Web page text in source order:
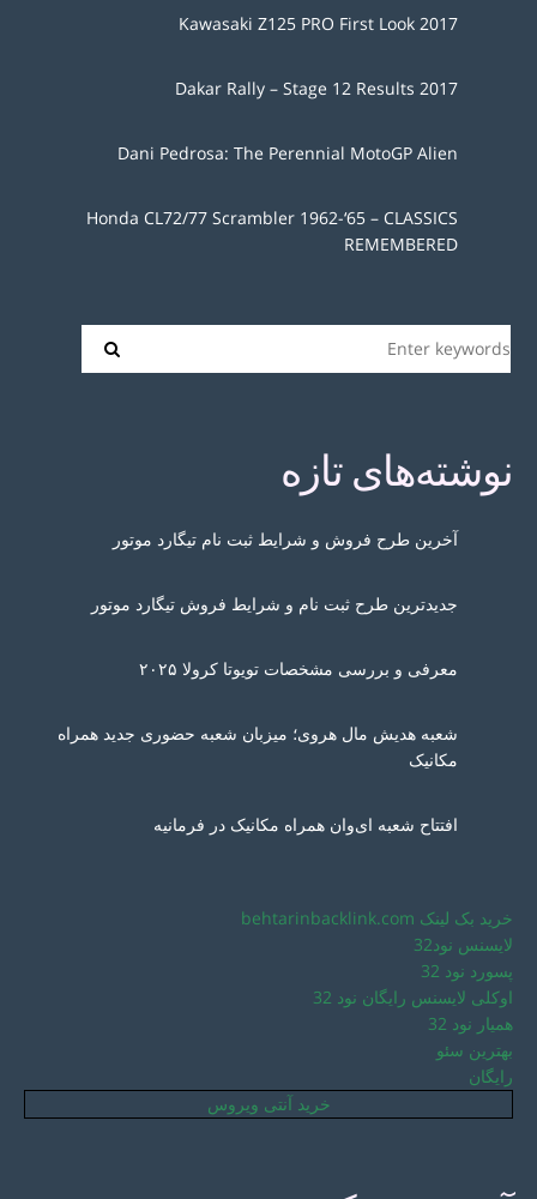
2017 Kawasaki Z125 PRO First Look
2017 Dakar Rally – Stage 12 Results
Dani Pedrosa: The Perennial MotoGP Alien
Honda CL72/77 Scrambler 1962-‘65 – CLASSICS
REMEMBERED
نوشته‌های تازه
آخرین طرح فروش و شرایط ثبت نام تیگارد موتور
جدیدترین طرح ثبت نام و شرایط فروش تیگارد موتور
معرفی و بررسی مشخصات تویوتا کرولا ۲۰۲۵
شعبه هدیش مال هروی؛ میزبان شعبه حضوری جدید همراه
مکانیک
افتتاح شعبه ای‌وان همراه مکانیک در فرمانیه
خرید بک لینک behtarinbacklink.com
لایسنس نود32
پسورد نود 32
اوکلی لایسنس رایگان نود 32
همیار نود 32
بهترین سئو
رایگان
خرید آنتی ویروس